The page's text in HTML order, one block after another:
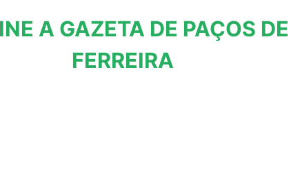
A GAZETA DE PAÇOS DE
FERREIRA